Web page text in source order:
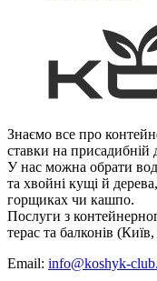
Знаємо все про
ставки на присадибній
У нас можна обрати
та хвойні кущі й
горщиках чи кашпо.
Послуги з
терас та балконів
Email: info@koshyk-